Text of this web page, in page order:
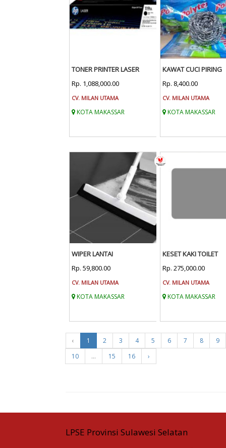
TONER PRINTER LASER
Rp. 1,088,000.00
CV. MILAN UTAMA
KOTA MAKASSAR
KAWAT CUCI PIRING
Rp. 8,400.00
CV. MILAN UTAMA
KOTA MAKASSAR
WIPER LANTAI
Rp. 59,800.00
CV. MILAN UTAMA
KOTA MAKASSAR
KESET KAKI TOILET
Rp. 275,000.00
CV. MILAN UTAMA
KOTA MAKASSAR
‹ 1 2 3 4 5 6 7 8
9
10
... 15 16 ›
LPSE Provinsi Sulawesi Selatan